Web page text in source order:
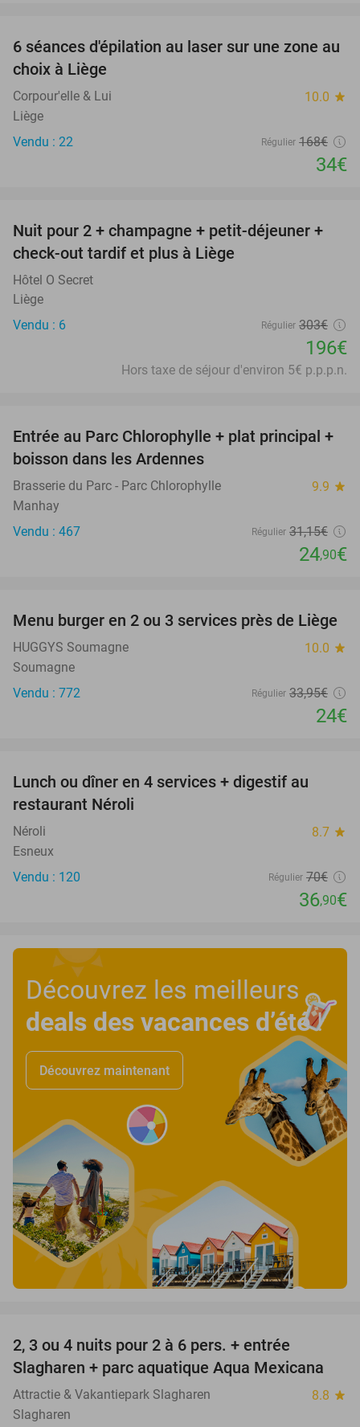
80%
6 séances d'épilation au laser sur une zone au
choix à Liège
Corpour'elle & Lui 10.0 star
Liège
Vendu : 22
Régulier 168€
34€
35%
Nuit pour 2 + champagne + petit-déjeuner +
check-out tardif et plus à Liège
Hôtel O Secret
Liège
Vendu : 6
Régulier 303€
196€
Hors taxe de séjour d'environ 5€ p.p.p.n.
20%
Entrée au Parc Chlorophylle + plat principal +
boisson dans les Ardennes
Brasserie du Parc - Parc Chlorophylle 9.9 star
Manhay
Vendu : 467
Régulier 31,15€
24,90€
29%
Menu burger en 2 ou 3 services près de Liège
HUGGYS Soumagne 10.0 star
Soumagne
Vendu : 772
Régulier 33,95€
24€
Lunch ou dîner en 4 services + digestif au
restaurant Néroli
Néroli 8.7 star
Esneux
Vendu : 120
Régulier 70€
36,90€
Découvrez les meilleurs
deals des vacances d’été!
Découvrez maintenant
2, 3 ou 4 nuits pour 2 à 6 pers. + entrée
Slagharen + parc aquatique Aqua Mexicana
Attractie & Vakantiepark Slagharen 8.8 star
Slagharen